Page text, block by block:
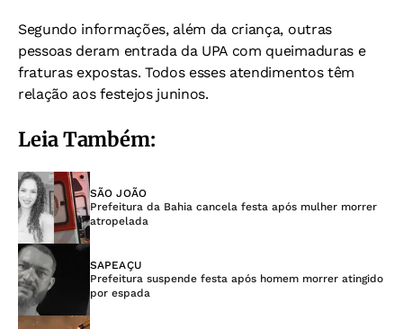
Segundo informações, além da criança, outras
pessoas deram entrada da UPA com queimaduras e
fraturas expostas. Todos esses atendimentos têm
relação aos festejos juninos.
Leia Também:
SÃO JOÃO
Prefeitura da Bahia cancela festa após mulher morrer
atropelada
SAPEAÇU
Prefeitura suspende festa após homem morrer atingido
por espada